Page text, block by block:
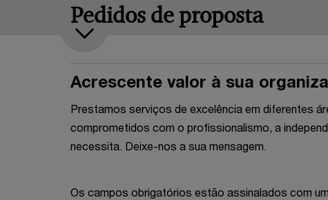
Pedidos de proposta
Acrescente valor à sua
Prestamos serviços de excelência em diferentes
comprometidos com o profissionalismo, a
necessita. Deixe-nos a sua mensagem.
Os campos obrigatórios estão assinalados com